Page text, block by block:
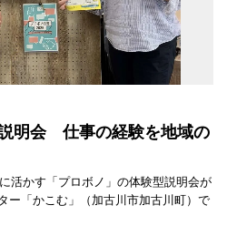
明会 仕事の経験を地域の
活かす「プロボノ」の体験型説明会が
ー「かこむ」（加古川市加古川町）で